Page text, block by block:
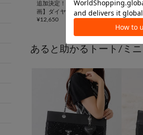
追加決定！【ouchi/ほし企
画】ダイヤメッシュ2WAYト
ートバッグ Sサイズ
¥12,650
【
ハー
¥
あると助かるトート/ミ